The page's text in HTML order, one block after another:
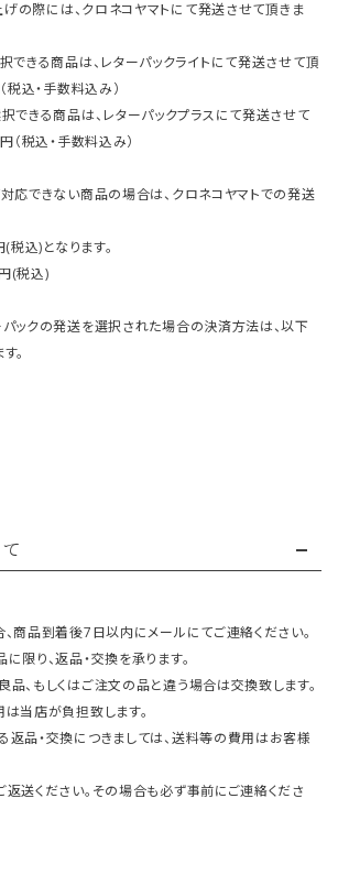
の際には、クロネコヤマトにて発送させて頂きま
できる商品は、レターパックライトにて発送させて頂
税込・手数料込み）
できる商品は、レターパックプラスにて発送させて
（税込・手数料込み）
応できない商品の場合は、クロネコヤマトでの発送
込)となります。
(税込)
ックの発送を選択された場合の決済方法は、以下
。
商品到着後7日以内にメールにてご連絡ください。
限り、返品・交換を承ります。
、もしくはご注文の品と違う場合は交換致します。
当店が負担致します。
品・交換につきましては、送料等の費用はお客様
送ください。その場合も必ず事前にご連絡くださ